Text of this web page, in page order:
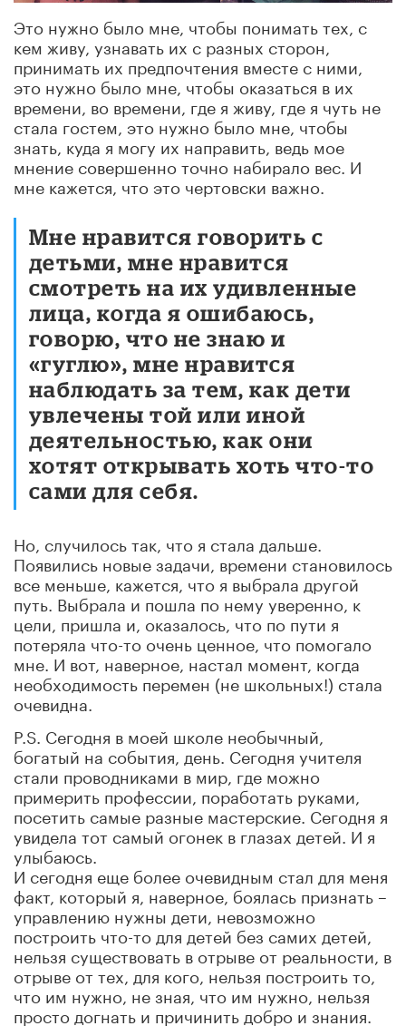
Это нужно было мне, чтобы понимать тех, с
кем живу, узнавать их с разных сторон,
принимать их предпочтения вместе с ними,
это нужно было мне, чтобы оказаться в их
времени, во времени, где я живу, где я чуть не
стала гостем, это нужно было мне, чтобы
знать, куда я могу их направить, ведь мое
мнение совершенно точно набирало вес. И
мне кажется, что это чертовски важно.
Мне нравится говорить с
детьми, мне нравится
смотреть на их удивленные
лица, когда я ошибаюсь,
говорю, что не знаю и
«гуглю», мне нравится
наблюдать за тем, как дети
увлечены той или иной
деятельностью, как они
хотят открывать хоть что-то
сами для себя.
Но, случилось так, что я стала дальше.
Появились новые задачи, времени становилось
все меньше, кажется, что я выбрала другой
путь. Выбрала и пошла по нему уверенно, к
цели, пришла и, оказалось, что по пути я
потеряла что-то очень ценное, что помогало
мне. И вот, наверное, настал момент, когда
необходимость перемен (не школьных!) стала
очевидна.
P.S. Сегодня в моей школе необычный,
богатый на события, день. Сегодня учителя
стали проводниками в мир, где можно
примерить профессии, поработать руками,
посетить самые разные мастерские. Сегодня я
увидела тот самый огонек в глазах детей. И я
улыбаюсь.
И сегодня еще более очевидным стал для меня
факт, который я, наверное, боялась признать –
управлению нужны дети, невозможно
построить что-то для детей без самих детей,
нельзя существовать в отрыве от реальности, в
отрыве от тех, для кого, нельзя построить то,
что им нужно, не зная, что им нужно, нельзя
просто догнать и причинить добро и знания.